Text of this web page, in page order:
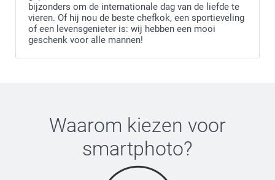
bijzonders om de internationale dag van de liefde te
vieren. Of hij nou de beste chefkok, een sportieveling
of een levensgenieter is: wij hebben een mooi
geschenk voor alle mannen!
Waarom kiezen voor
smartphoto?